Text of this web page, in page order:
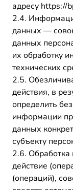
адресу https://
2.4.
данных —
данных
их обработку
технических
2.5.
действия, в
определить
информации
данных
субъекту
2.6.
действие
(операций),